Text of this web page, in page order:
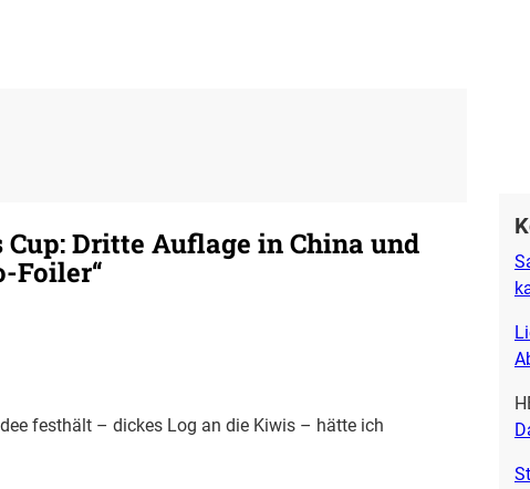
Cup: Dritte Auflage in China und
Foiler“
festhält – dickes Log an die Kiwis – hätte ich